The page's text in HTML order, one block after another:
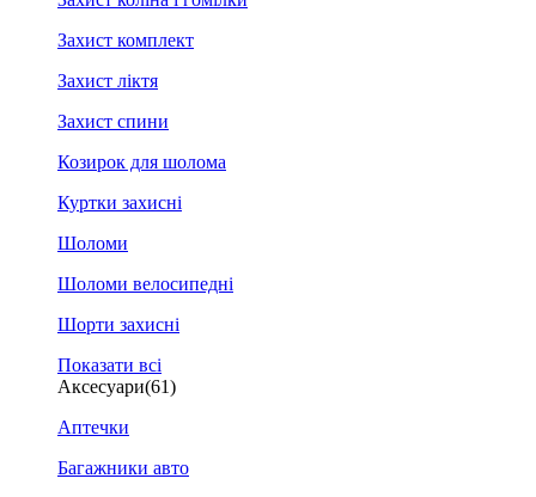
Захист комплект
Захист ліктя
Захист спини
Козирок для шолома
Куртки захисні
Шоломи
Шоломи велосипедні
Шорти захисні
Показати всі
Аксесуари(61)
Аптечки
Багажники авто